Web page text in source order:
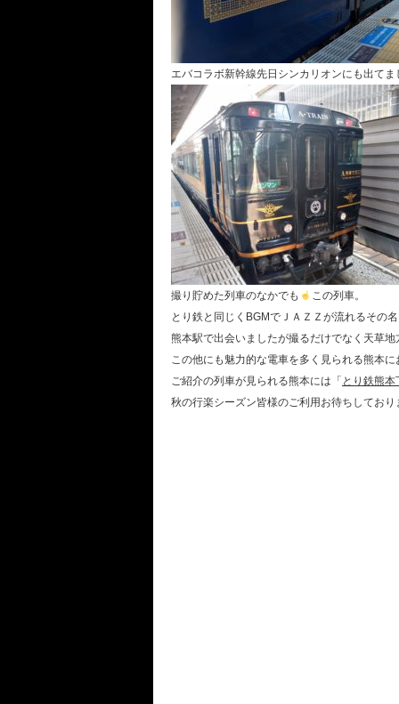
エバコラボ新幹線先日シンカリオンにも出て
撮り貯めた列車のなかでも
この列車。
とり鉄と同じくBGMでＪＡＺＺが流れるその
熊本駅で出会いましたが撮るだけでなく天草
この他にも魅力的な電車を多く見られる熊本
ご紹介の列車が見られる熊本には「 とり鉄熊本
秋の行楽シーズン皆様のご利用お待ちしており